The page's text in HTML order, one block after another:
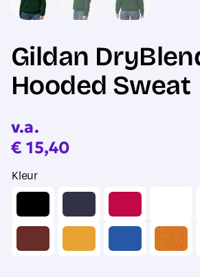
Gildan
Hooded Sweat
v.a.
€ 15,40
Kleur